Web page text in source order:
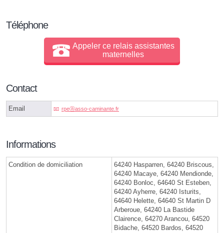
Téléphone
Appeler ce relais assistantes
maternelles
Contact
Email rpeⓐasso-caminante.fr
Informations
Condition de domiciliation
64240 Hasparren, 64240 Briscous,
64240 Macaye, 64240 Mendionde,
64240 Bonloc, 64640 St Esteben,
64240 Ayherre, 64240 Isturits,
64640 Helette, 64640 St Martin D
Arberoue, 64240 La Bastide
Clairence, 64270 Arancou, 64520
Bidache, 64520 Bardos, 64520